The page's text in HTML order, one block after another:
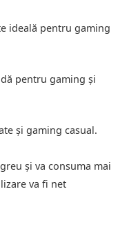
ideală pentru gaming
pentru gaming și
și gaming casual.
și va consuma mai
va fi net